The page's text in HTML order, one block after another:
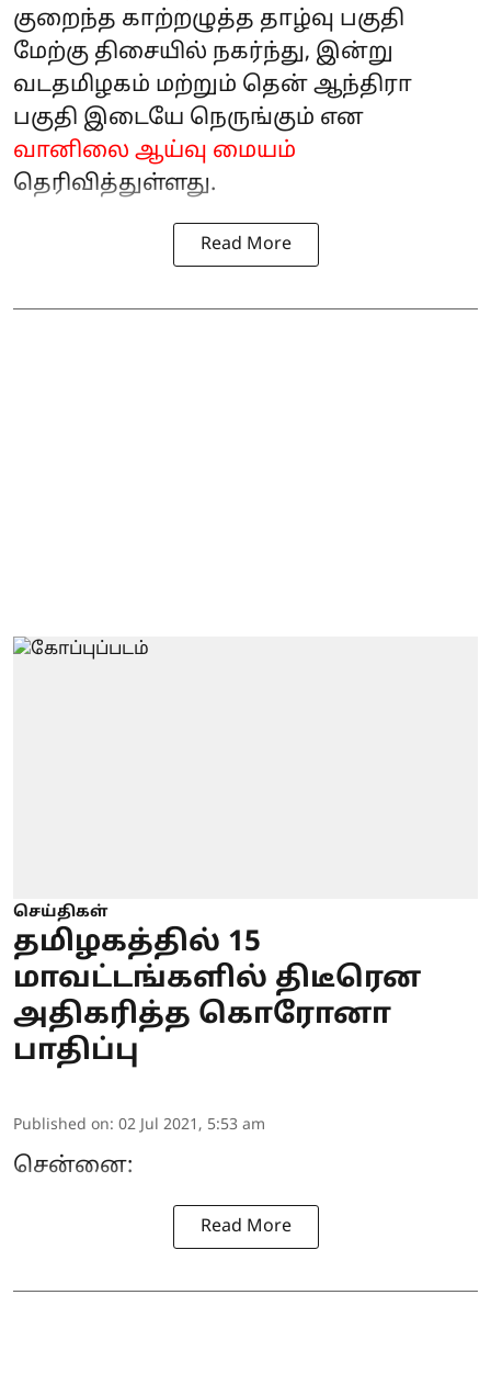
குறைந்த காற்றழுத்த தாழ்வு பகுதி
மேற்கு திசையில் நகர்ந்து, இன்று
வடதமிழகம் மற்றும் தென் ஆந்திரா
பகுதி இடையே நெருங்கும் என
வானிலை ஆய்வு மையம்
தெரிவித்துள்ளது.
Read More
செய்திகள்
தமிழகத்தில் 15
மாவட்டங்களில் திடீரென
அதிகரித்த கொரோனா
பாதிப்பு
Published on: 02 Jul 2021, 5:53 am
சென்னை:
Read More